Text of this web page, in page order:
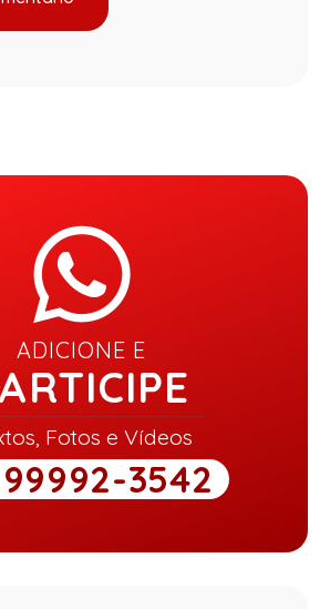
ADICIONE E
Fotos e Vídeos
3542